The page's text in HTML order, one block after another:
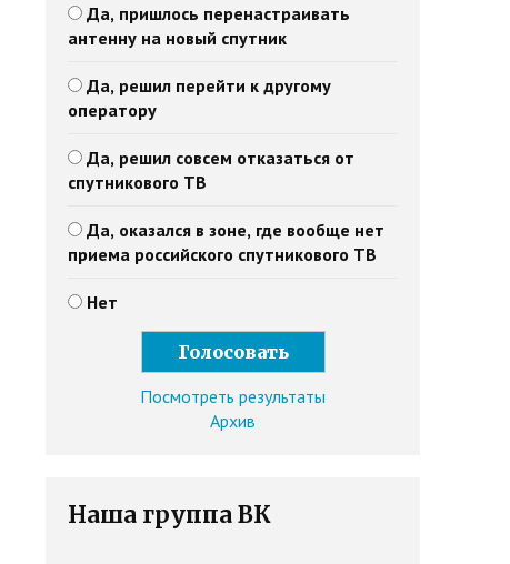
Да, пришлось перенастраивать
антенну на новый спутник
Да, решил перейти к другому
оператору
Да, решил совсем отказаться от
спутникового ТВ
Да, оказался в зоне, где вообще нет
приема российского спутникового ТВ
Нет
Посмотреть результаты
Архив
Наша группа ВК